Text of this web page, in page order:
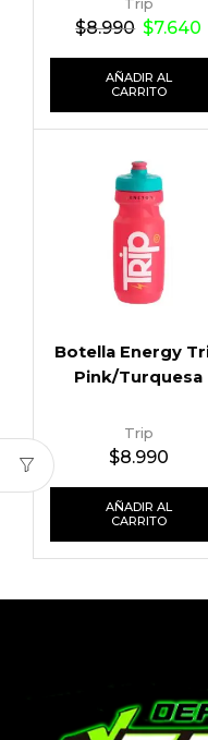
$8.990 $7.640
AÑADIR AL
CARRITO
Botella Energy
Pink/Turquesa
Trip
$8.990
AÑADIR AL
CARRITO